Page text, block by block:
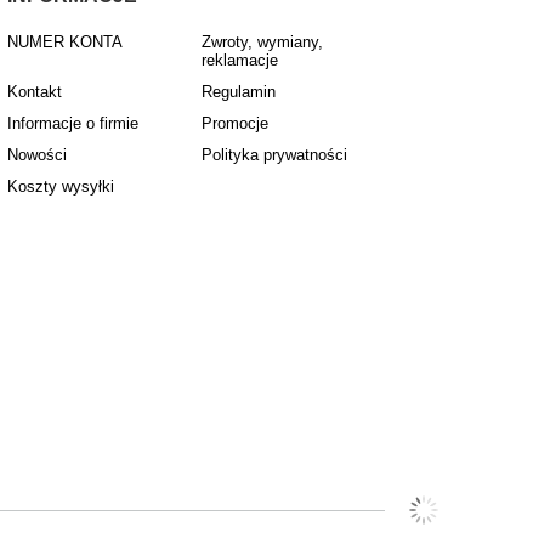
NUMER KONTA
Zwroty, wymiany,
reklamacje
Kontakt
Regulamin
Informacje o firmie
Promocje
Nowości
Polityka prywatności
Koszty wysyłki